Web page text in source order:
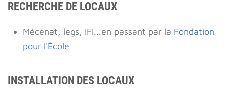
RECHERCHE DE LOCAUX
Mécénat, legs, IFI...en passant par la Fondation
pour l'École
INSTALLATION DES LOCAUX